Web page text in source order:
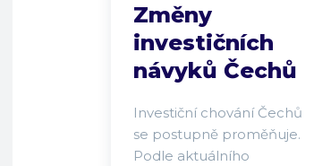
Změny
investičních
návyků Čechů
Investiční chování Čechů
se postupně proměňuje.
Podle aktuálního